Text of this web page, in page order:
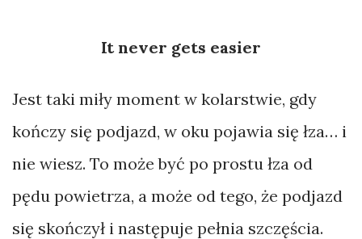
It never gets easier
Jest taki miły moment w kolarstwie, gdy
kończy się podjazd, w oku pojawia się łza… i
nie wiesz. To może być po prostu łza od
pędu powietrza, a może od tego, że podjazd
się skończył i następuje pełnia szczęścia.